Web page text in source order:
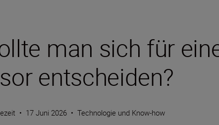
man sich für
entscheiden?
• 17 Juni 2026 • Technologie und Know-how